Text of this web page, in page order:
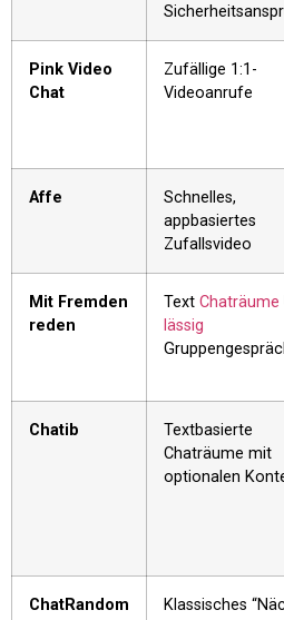
Pink Video
Chat
Zufällige 1:1-
Videoanrufe
Affe
Schnelles,
appbasiertes
Zufallsvideo
Mit Fremden
reden
Text Chaträume
lässig
Chatib
Textbasierte
Chaträume mit
optionalen
ChatRandom
Klassisches